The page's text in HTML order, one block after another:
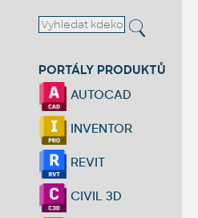
PORTÁLY PRODUKTŮ
AUTOCAD
INVENTOR
REVIT
CIVIL 3D